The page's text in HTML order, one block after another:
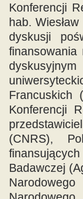
Konferencji
hab.
dyskusji
Francuskich
Konferencji
(CNRS),
Badawczej